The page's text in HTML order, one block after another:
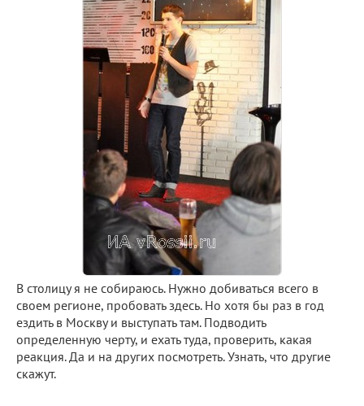
В столицу я не собираюсь. Нужно добиваться всего в
своем регионе, пробовать здесь. Но хотя бы раз в год
ездить в Москву и выступать там. Подводить
определенную черту, и ехать туда, проверить, какая
реакция. Да и на других посмотреть. Узнать, что другие
скажут.